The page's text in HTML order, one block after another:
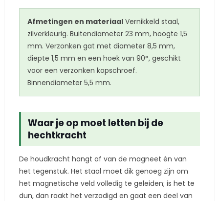
Afmetingen en materiaal Vernikkeld staal,
zilverkleurig. Buitendiameter 23 mm, hoogte 1,5
mm. Verzonken gat met diameter 8,5 mm,
diepte 1,5 mm en een hoek van 90°, geschikt
voor een verzonken kopschroef.
Binnendiameter 5,5 mm.
Waar je op moet letten bij de
hechtkracht
De houdkracht hangt af van de magneet én van
het tegenstuk. Het staal moet dik genoeg zijn om
het magnetische veld volledig te geleiden; is het te
dun, dan raakt het verzadigd en gaat een deel van